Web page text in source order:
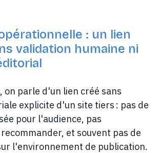
: un lien
validation humaine ni
on parle d'un lien créé sans
explicite d'un site tiers : pas de
pour l'audience, pas
et souvent pas de
l'environnement de publication.